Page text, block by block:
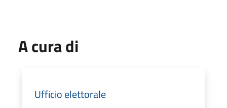
A cura di
Ufficio elettorale